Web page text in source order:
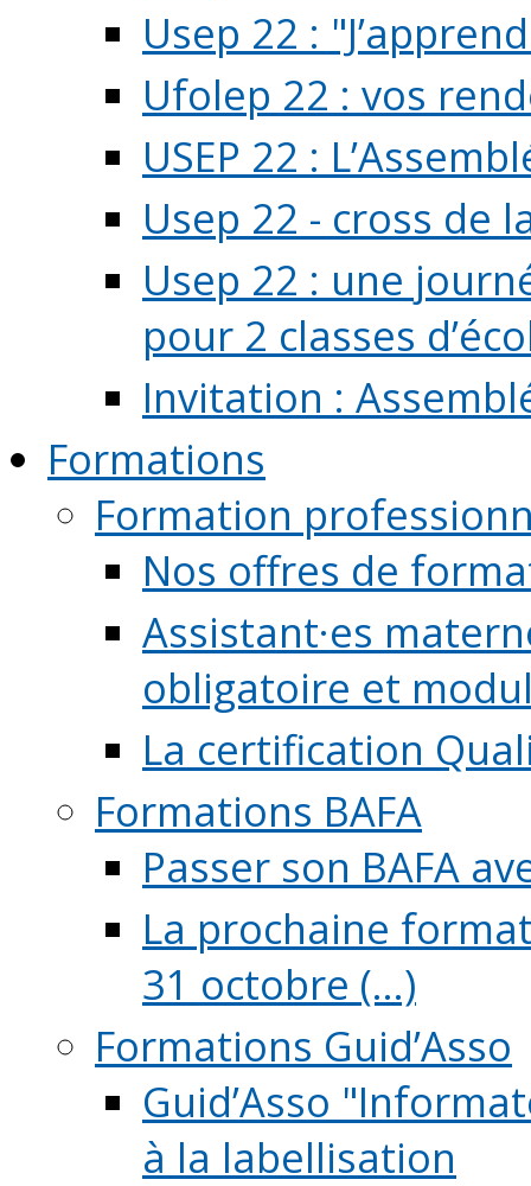
Usep 22 :
Ufolep 22 : vos
USEP 22 :
Usep 22 - cross de
Usep 22 : une
pour 2 classes
Invitation :
Formations
Formation
Nos offres de
Assistant·es
obligatoire et
La certification
Formations BAFA
Passer son BAFA
La prochaine
31 octobre (...)
Formations Guid’Asso
Guid’Asso
à la labellisation